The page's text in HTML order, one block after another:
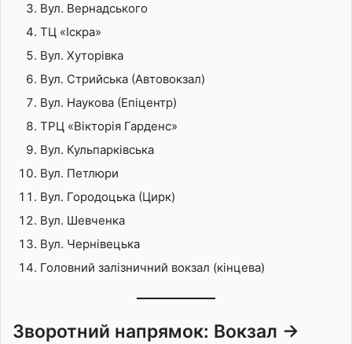
Вул. Вернадського
ТЦ «Іскра»
Вул. Хуторівка
Вул. Стрийська (Автовокзал)
Вул. Наукова (Епіцентр)
ТРЦ «Вікторія Гарденс»
Вул. Кульпарківська
Вул. Петлюри
Вул. Городоцька (Цирк)
Вул. Шевченка
Вул. Чернівецька
Головний залізничний вокзал (кінцева)
Зворотний напрямок: Вокзал →